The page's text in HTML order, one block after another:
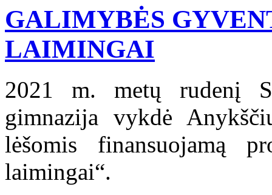
GALIMYBĖS
LAIMINGAI
2021 m. metų rudenį
gimnazija vykdė
lėšomis finansuojamą
laimingai“.